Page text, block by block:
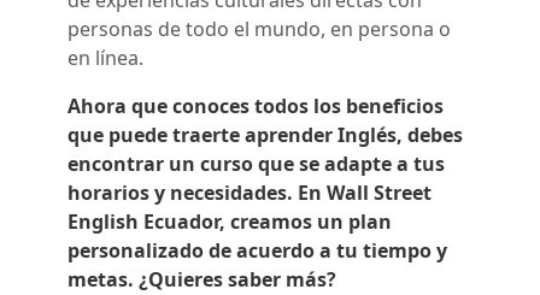
personas de todo el mundo, en persona o
en línea.
Ahora que conoces todos los beneficios
que puede traerte aprender Inglés, debes
encontrar un curso que se adapte a tus
horarios y necesidades. En Wall Street
English Ecuador, creamos un plan
personalizado de acuerdo a tu tiempo y
metas. ¿Quieres saber más?